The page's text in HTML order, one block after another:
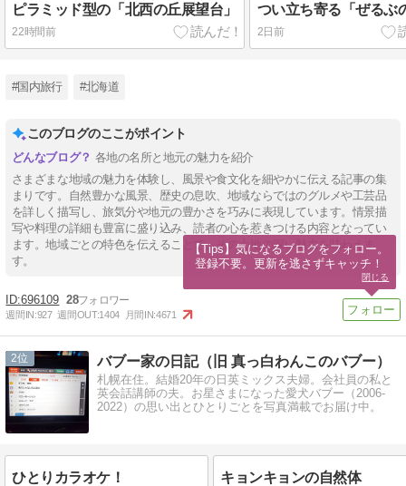
ピラミッド型の「北西の丘展望台」
22時間前
つい立ち寄る「ぜるぶ
2日前
#国内旅行 #北海道
このブログのここがポイント
各地の名所と地元の魅力を紹介
さまざまな地域の魅力を体験し、風景や食文化を細やかに伝える記事の集
まりです。自然豊かな風景、歴史の息吹、地域ならではのグルメや工芸品
を詳しく描写し、旅気分や地元の豊かさを巧みに表現しています。情景描
写や料理の詳細も豊富に盛り込み、読者の心を惹きつける内容となってい
ます。地域ごとの特色を伝えることで、その土地の深い魅力を味わえま
す。
696109 28
週間IN:927 週間OUT:1404 月間IN:4671
2 バブー家の日記（旧 真っ白わんこのバブー）
札幌在住。結婚20年の日英ミックス夫婦。会社員の私と
英会話講師の夫。お星さまになった愛犬バブー（2006-
2022）の思い出とひとりごとを写真満載でお届け中。
ひとりカラオケ！ キョンキョンの自然体
【Tips】気になるブログをフォロー。
登録不要。更新を逃さずキャッチ！
閉じる